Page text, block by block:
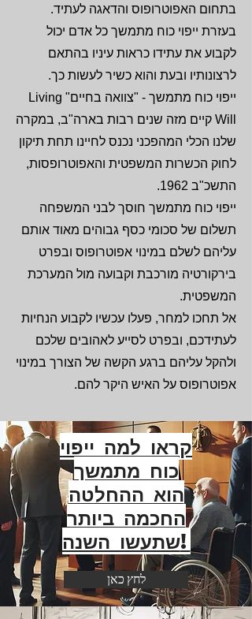
בתחום האפוטרופוס והדאגה לעתיד.
בעזרת ייפוי כוח מתמשך כל אדם יכול
לקבוע את עתידו כראות עיניו בהתאם
לרצונותיו ובעת והוא כשיר לעשות כך.
ייפוי כוח מתמשך - "צוואה בחיים" Living
Will קיים מזה שנים רבות בארה"ב, במקרה
שלנו הכלי המהפכני נכנס לחיינו תחת תיקון
לחוק הכשרות המשפטית והאפוטרופסות,
התשכ"ב 1962.
ייפוי כוח מתמשך חוסך לבני המשפחה
תשלום של סכומי כסף גבוהים מאוד אותם
עליהם לשלם במינוי אפוטרופוס ובפרט
בירקורטיה מורכבת וקבועה מול המערכת
המשפטית.
אל תחכו למחר, פעלו עכשיו לקבוע הנחיות
לעתידכם, ובפרט לסייע לאהובים שלכם
ולהקל עליהם ברגע הקשה של הצורך במינוי
אפוטרופוס על האיש היקר להם.
קראו למה ייפוי
כוח מתמשך
הוא ההחלטה
החכמה ביותר
שתעשו השנה!
לחץ כאן